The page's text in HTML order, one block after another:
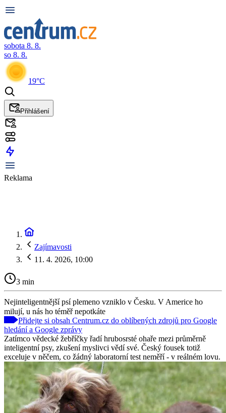
sobota 8. 8.
so 8. 8.
19°C
Přihlášení
Reklama
Zajímavosti
11. 4. 2026, 10:00
3 min
Nejinteligentnější psí plemeno vzniklo v Česku. V Americe ho
milují, u nás ho téměř nepotkáte
Přidejte si obsah Centrum.cz do oblíbených zdrojů pro Google
hledání a Google zprávy
Zatímco vědecké žebříčky řadí hrubosrsté ohaře mezi průměrně
inteligentní psy, zkušení myslivci vědí své. Český fousek totiž
exceluje v něčem, co žádný laboratorní test neměří - v reálném lovu.